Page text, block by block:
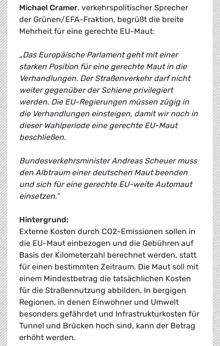
Michael Cramer, verkehrspolitischer Sprecher
der Grünen/EFA-Fraktion, begrüßt die breite
Mehrheit für eine gerechte EU-Maut:
„Das Europäische Parlament geht mit einer
starken Position für eine gerechte Maut in die
Verhandlungen. Der Straßenverkehr darf nicht
weiter gegenüber der Schiene privilegiert
werden. Die EU-Regierungen müssen zügig in
die Verhandlungen einsteigen, damit wir noch in
dieser Wahlperiode eine gerechte EU-Maut
beschließen.
Bundesverkehrsminister Andreas Scheuer muss
den Albtraum einer deutschen Maut beenden
und sich für eine gerechte EU-weite Automaut
einsetzen.“
Hintergrund:
Externe Kosten durch CO2-Emissionen sollen in
die EU-Maut einbezogen und die Gebühren auf
Basis der Kilometerzahl berechnet werden, statt
für einen bestimmten Zeitraum. Die Maut soll mit
einem Mindestbetrag die tatsächlichen Kosten
für die Straßennutzung abbilden. In bergigen
Regionen, in denen Einwohner und Umwelt
besonders gefährdet und Infrastrukturkosten für
Tunnel und Brücken hoch sind, kann der Betrag
erhöht werden.